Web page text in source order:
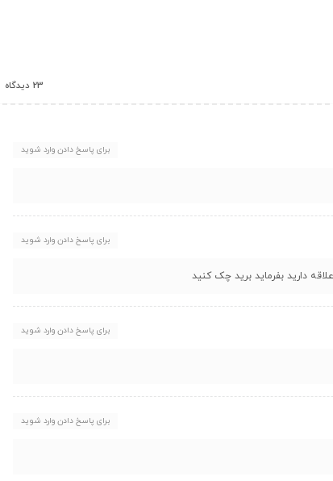
23 دیدگاه
برای پاسخ دادن وارد شوید
برای پاسخ دادن وارد شوید
برای پاسخ دادن وارد شوید
برای پاسخ دادن وارد شوید